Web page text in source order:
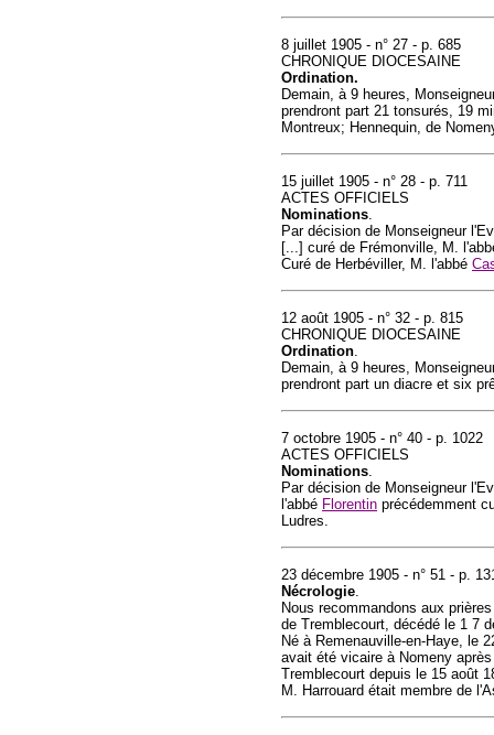
8 juillet 1905 - n° 27 - p. 685
CHRONIQUE DIOCESAINE
Ordination.
Demain, à 9 heures,
prendront part 21 tonsurés, 19
Montreux; Hennequin, de
15 juillet 1905 - n° 28 - p. 711
ACTES OFFICIELS
Nominations.
Par décision de Monseigneur
[...] curé de Frémonville, M.
Curé de Herbéviller, M. l'abbé
12 août 1905 - n° 32 - p. 815
CHRONIQUE DIOCESAINE
Ordination.
Demain, à 9 heures,
prendront part un diacre et six
7 octobre 1905 - n° 40 - p. 1022
ACTES OFFICIELS
Nominations.
Par décision de Monseigneur
l'abbé Florentin précédemment
Ludres.
23 décembre 1905 - n° 51 - p.
Nécrologie.
Nous recommandons aux
de Tremblecourt, décédé le 1 7
Né à Remenauville-en-Haye, le
avait été vicaire à Nomeny
Tremblecourt depuis le 15 août
M. Harrouard était membre de